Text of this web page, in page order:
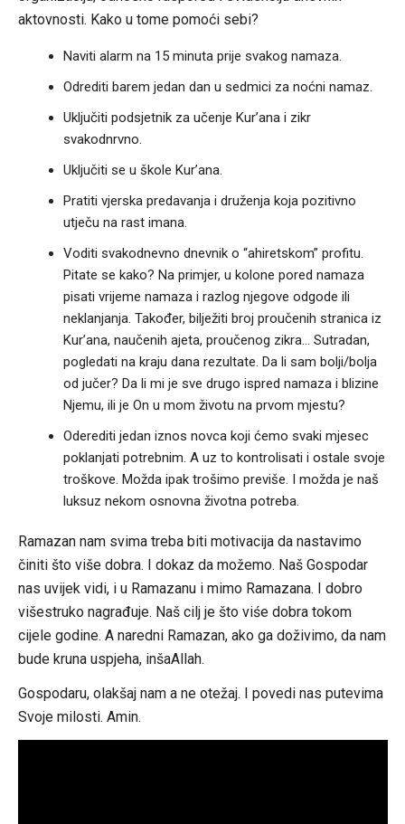
aktovnosti. Kako u tome pomoći sebi?
Naviti alarm na 15 minuta prije svakog namaza.
Odrediti barem jedan dan u sedmici za noćni namaz.
Uključiti podsjetnik za učenje Kur’ana i zikr
svakodnrvno.
Uključiti se u škole Kur’ana.
Pratiti vjerska predavanja i druženja koja pozitivno
utječu na rast imana.
Voditi svakodnevno dnevnik o “ahiretskom” profitu.
Pitate se kako? Na primjer, u kolone pored namaza
pisati vrijeme namaza i razlog njegove odgode ili
neklanjanja. Također, bilježiti broj proučenih stranica iz
Kur’ana, naučenih ajeta, proučenog zikra… Sutradan,
pogledati na kraju dana rezultate. Da li sam bolji/bolja
od jučer? Da li mi je sve drugo ispred namaza i blizine
Njemu, ili je On u mom životu na prvom mjestu?
Oderediti jedan iznos novca koji ćemo svaki mjesec
poklanjati potrebnim. A uz to kontrolisati i ostale svoje
troškove. Možda ipak trošimo previše. I možda je naš
luksuz nekom osnovna životna potreba.
Ramazan nam svima treba biti motivacija da nastavimo
činiti što više dobra. I dokaz da možemo. Naš Gospodar
nas uvijek vidi, i u Ramazanu i mimo Ramazana. I dobro
višestruko nagrađuje. Naš cilj je što viśe dobra tokom
cijele godine. A naredni Ramazan, ako ga doživimo, da nam
bude kruna uspjeha, inšaAllah.
Gospodaru, olakšaj nam a ne otežaj. I povedi nas putevima
Svoje milosti. Amin.